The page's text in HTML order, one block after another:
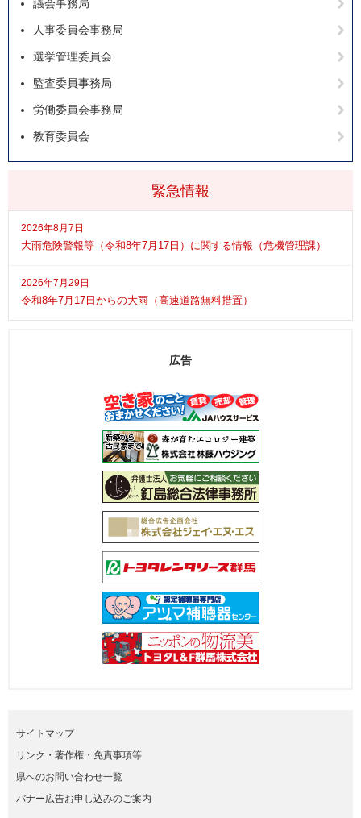
緊急情報
2026年8月7日
大雨危険警報等（令和8年7月17日）に関する情報（危機管理課）
2026年7月29日
令和8年7月17日からの大雨（高速道路無料措置）
議会事務局
人事委員会事務局
選挙管理委員会
監査委員事務局
労働委員会事務局
教育委員会
広告
サイトマップ
リンク・著作権・免責事項等
県へのお問い合わせ一覧
バナー広告お申し込みのご案内